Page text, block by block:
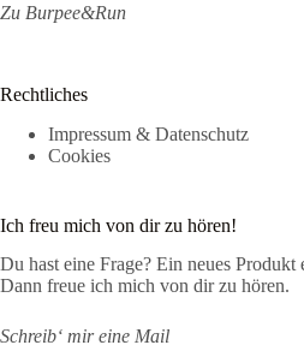
Zu Burpee&Run
Rechtliches
Impressum & Datenschutz
Cookies
Ich freu mich von dir zu hören!
Du hast eine Frage? Ein neues Produkt
Dann freue ich mich von dir zu hören.
Schreib‘ mir eine Mail